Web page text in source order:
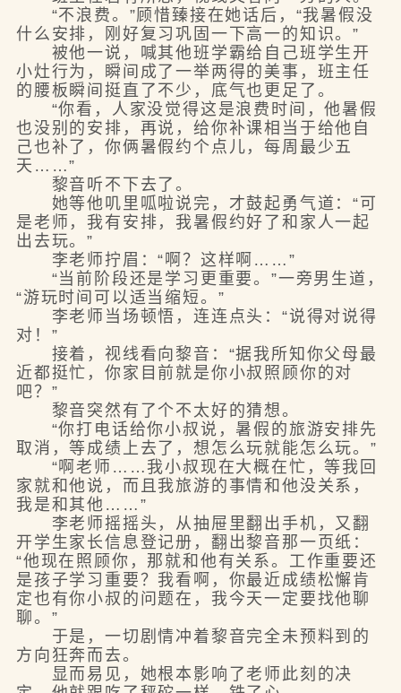
“不浪费。”顾惜臻接在她话后，“我暑假没
什么安排，刚好复习巩固一下高一的知识。”
被他一说，喊其他班学霸给自己班学生开
小灶行为，瞬间成了一举两得的美事，班主任
的腰板瞬间挺直了不少，底气也更足了。
“你看，人家没觉得这是浪费时间，他暑假
也没别的安排，再说，给你补课相当于给他自
己也补了，你俩暑假约个点儿，每周最少五
天……”
黎音听不下去了。
她等他叽里呱啦说完，才鼓起勇气道：“可
是老师，我有安排，我暑假约好了和家人一起
出去玩。”
李老师拧眉：“啊？这样啊……”
“当前阶段还是学习更重要。”一旁男生道，
“游玩时间可以适当缩短。”
李老师当场顿悟，连连点头：“说得对说得
对！”
接着，视线看向黎音：“据我所知你父母最
近都挺忙，你家目前就是你小叔照顾你的对
吧？”
黎音突然有了个不太好的猜想。
“你打电话给你小叔说，暑假的旅游安排先
取消，等成绩上去了，想怎么玩就能怎么玩。”
“啊老师……我小叔现在大概在忙，等我回
家就和他说，而且我旅游的事情和他没关系，
我是和其他……”
李老师摇摇头，从抽屉里翻出手机，又翻
开学生家长信息登记册，翻出黎音那一页纸：
“他现在照顾你，那就和他有关系。工作重要还
是孩子学习重要？我看啊，你最近成绩松懈肯
定也有你小叔的问题在，我今天一定要找他聊
聊。”
于是，一切剧情冲着黎音完全未预料到的
方向狂奔而去。
显而易见，她根本影响了老师此刻的决